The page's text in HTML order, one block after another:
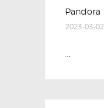
Pandora
2023-03-02